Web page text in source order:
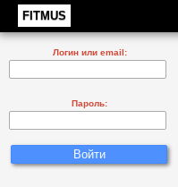
FITMUS
Логин или email:
Пароль: